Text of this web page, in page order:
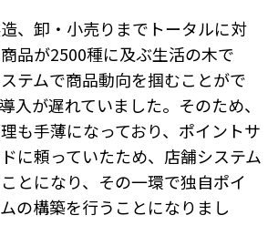
、卸・小売りまでトータルに対
品が2500種に及ぶ生活の木で
テムで商品動向を掴むことがで
入が遅れていました。そのため、
も手薄になっており、ポイントサ
に頼っていたため、店舗システム
とになり、その一環で独自ポイ
の構築を行うことになりまし